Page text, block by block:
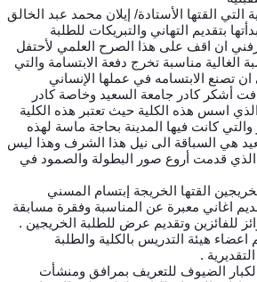
القتها الأستادة/ إيلان محمد عبد الخالق
بتقديم التهاني والتبريكات للطلبة
ان اقف على هذا الصرح العلمي لأحتفل
الغالية مناسبة تخرج دفعة الابتسامة والتي
ان تصنع الابتسامه في عملها الإنساني
أشكر كادر جامعة السعيد وخاصة كادر
اسس هذه الكلية حيث تعتبر هذه الكلية
كانت فيها المدينة بحاجة ماسة لهذه
هي السباقة الى نيل هذا الشرف وهذا ليس
قدمت أروع صور البطولة والصمود في
القتها الخريجة إبتسام المسني
اغاني معبرة عن المناسبة وفقرة مسابقة
للفائزين وتقديم عرض للطلبة الخريجين .
هيئة التدريس بالكلية والطلبة
.
الضيوف للتعريف بمرافق ومنشأت